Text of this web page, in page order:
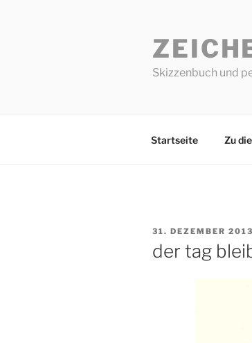
Skizzenbuch und
Startseite Zu
VERÖFFENTLICHT
AM
31. DEZEMBER 2013
der tag